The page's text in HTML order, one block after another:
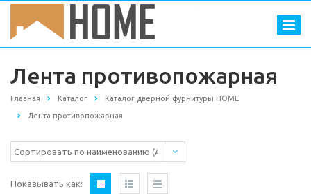
Лента противопожарная
Главная Каталог Каталог дверной фурнитуры HOME
Лента противопожарная
Показывать как: